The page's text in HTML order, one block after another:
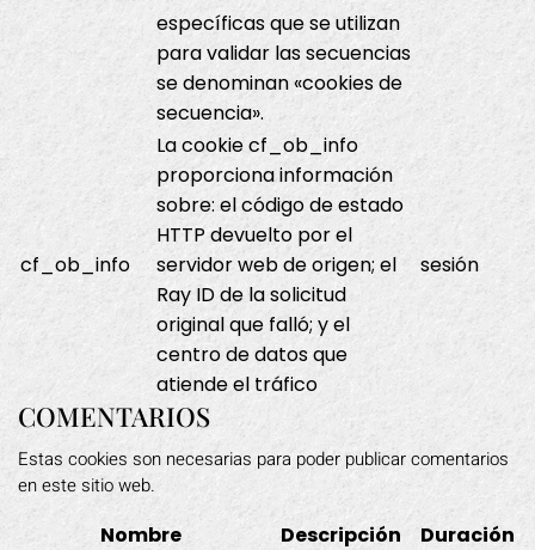
específicas que se utilizan
para validar las secuencias
se denominan «cookies de
secuencia».
cf_ob_info
La cookie cf_ob_info
proporciona información
sobre: el código de estado
HTTP devuelto por el
servidor web de origen; el
Ray ID de la solicitud
original que falló; y el
centro de datos que
atiende el tráfico
sesión
COMENTARIOS
Estas cookies son necesarias para poder publicar comentarios
en este sitio web.
Nombre Descripción Duración